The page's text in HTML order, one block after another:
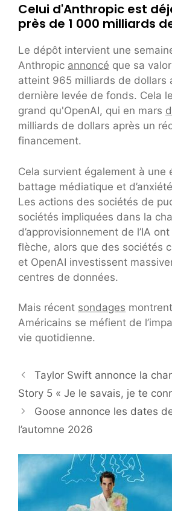
Celui d'Anthropic est
près de 1 000 milliards
Le dépôt intervient une
Anthropic annoncé que sa
atteint 965 milliards de dollars
dernière levée de fonds. Cela
grand qu'OpenAI, qui en mars
milliards de dollars après un
financement.
Cela survient également à une
battage médiatique et d’anxiété
Les actions des sociétés de
sociétés impliquées dans la
d’approvisionnement de l’IA
flèche, alors que des sociétés
et OpenAI investissent
centres de données.
Mais récent sondages
Américains se méfient de
vie quotidienne.
Taylor Swift annonce la
Story 5 « Je le savais, je te
Goose annonce les dates
l’automne 2026